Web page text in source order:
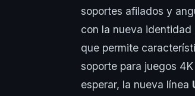
soportes afilados y
con la nueva
que permite
soporte para juegos
esperar, la nueva línea